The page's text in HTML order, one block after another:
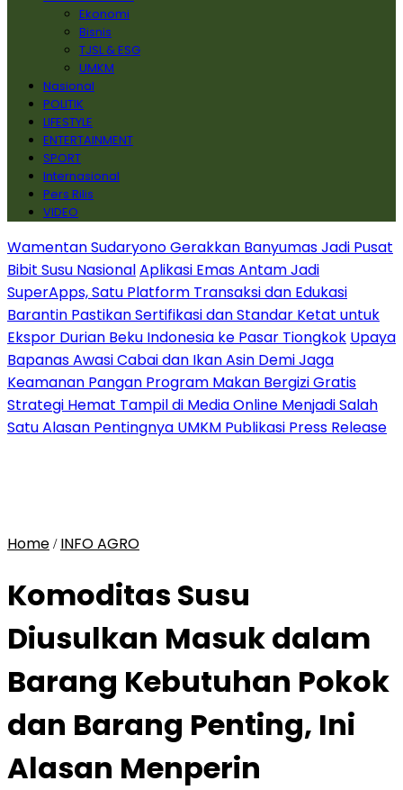
Ekonomi
Bisnis
TJSL & ESG
UMKM
Nasional
POLITIK
LIFESTYLE
ENTERTAINMENT
SPORT
Internasional
Pers Rilis
VIDEO
Wamentan Sudaryono Gerakkan Banyumas Jadi Pusat
Bibit Susu NasionalAplikasi Emas Antam Jadi
SuperApps, Satu Platform Transaksi dan Edukasi
Barantin Pastikan Sertifikasi dan Standar Ketat untuk
Ekspor Durian Beku Indonesia ke Pasar Tiongkok Upaya
Bapanas Awasi Cabai dan Ikan Asin Demi Jaga
Keamanan Pangan Program Makan Bergizi Gratis
Strategi Hemat Tampil di Media Online Menjadi Salah
Satu Alasan Pentingnya UMKM Publikasi Press Release
Home / INFO AGRO
Komoditas Susu
Diusulkan Masuk dalam
Barang Kebutuhan Pokok
dan Barang Penting, Ini
Alasan Menperin